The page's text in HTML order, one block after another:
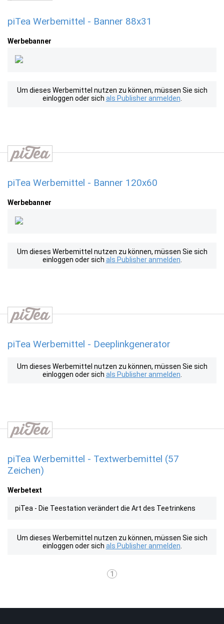
piTea Werbemittel - Banner 88x31
Werbebanner
Um dieses Werbemittel nutzen zu können, müssen Sie sich
einloggen oder sich als Publisher anmelden
piTea Werbemittel - Banner 120x60
Werbebanner
Um dieses Werbemittel nutzen zu können, müssen Sie sich
einloggen oder sich als Publisher anmelden
piTea Werbemittel - Deeplinkgenerator
Um dieses Werbemittel nutzen zu können, müssen Sie sich
einloggen oder sich als Publisher anmelden
piTea Werbemittel - Textwerbemittel (57
Zeichen)
Werbetext
piTea - Die Teestation verändert die Art des Teetrinkens
Um dieses Werbemittel nutzen zu können, müssen Sie sich
einloggen oder sich als Publisher anmelden
1